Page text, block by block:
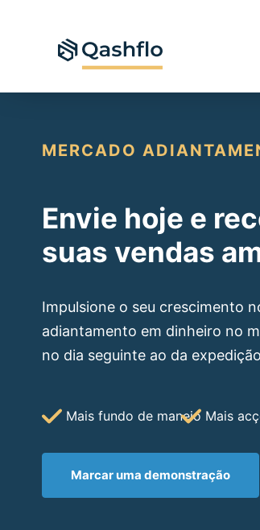
MERCADO
Envie hoje e
suas vendas
Impulsione o seu crescimento
adiantamento em dinheiro no
no dia seguinte ao da
Mais fundo de maneio Mais
Marcar uma demonstração